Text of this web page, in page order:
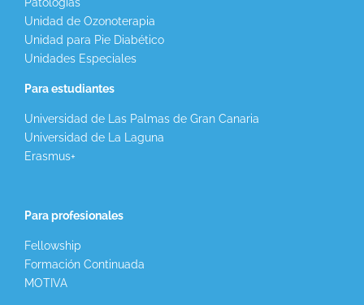
Patologías
Unidad de Ozonoterapia
Unidad para Pie Diabético
Unidades Especiales
Para estudiantes
Universidad de Las Palmas de Gran Canaria
Universidad de La Laguna
Erasmus+
Para profesionales
Fellowship
Formación Continuada
MOTIVA